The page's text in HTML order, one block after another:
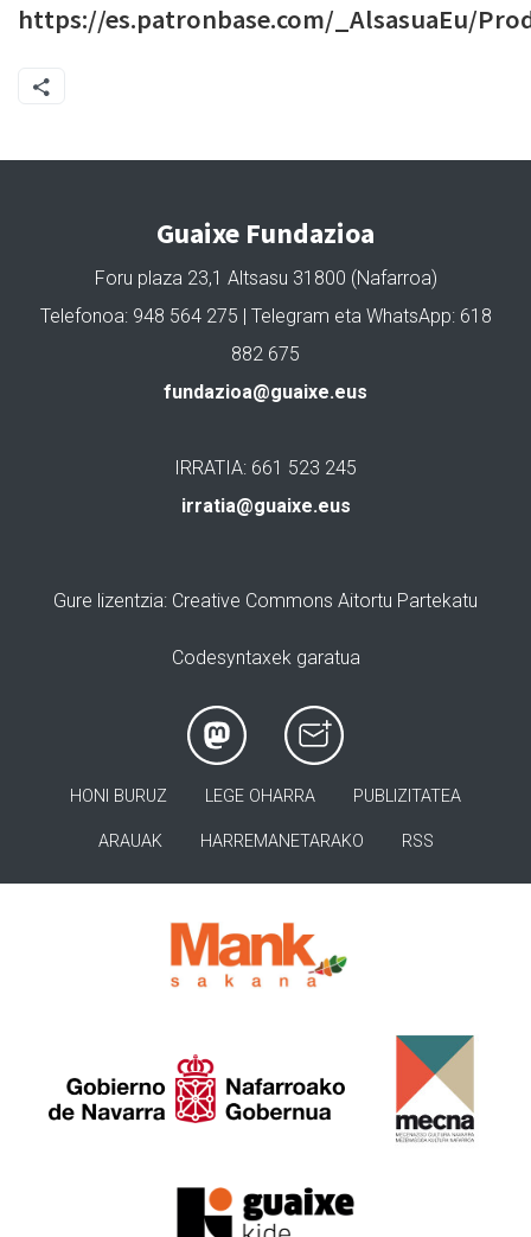
https://es.patronbase.com/_AlsasuaEu/
Guaixe Fundazioa
Foru plaza 23,1 Altsasu 31800 (Nafarroa)
Telefonoa: 948 564 275 | Telegram eta WhatsApp: 618
882 675
fundazioa@guaixe.eus
IRRATIA: 661 523 245
irratia@guaixe.eus
Gure lizentzia: Creative Commons Aitortu Partekatu
Codesyntaxek garatua
HONI BURUZ LEGE OHARRA PUBLIZITATEA
ARAUAK HARREMANETARAKO RSS